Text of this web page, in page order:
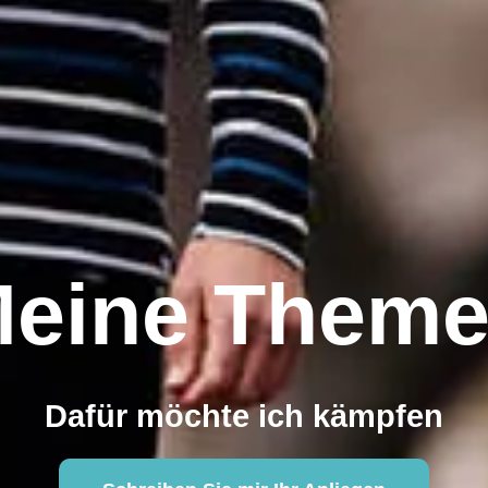
Dafür möchte ich kämpfen